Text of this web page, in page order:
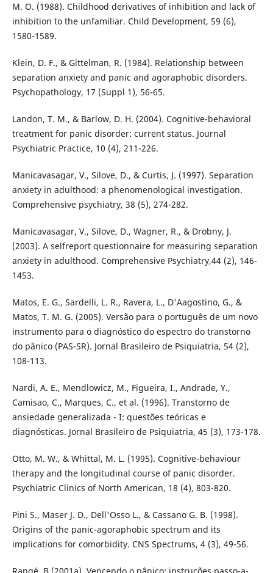
M. O. (1988). Childhood derivatives of inhibition and lack of
inhibition to the unfamiliar. Child Development, 59 (6),
1580-1589.
Klein, D. F., & Gittelman, R. (1984). Relationship between
separation anxiety and panic and agoraphobic disorders.
Psychopathology, 17 (Suppl 1), 56-65.
Landon, T. M., & Barlow, D. H. (2004). Cognitive-behavioral
treatment for panic disorder: current status. Journal
Psychiatric Practice, 10 (4), 211-226.
Manicavasagar, V., Silove, D., & Curtis, J. (1997). Separation
anxiety in adulthood: a phenomenological investigation.
Comprehensive psychiatry, 38 (5), 274-282.
Manicavasagar, V., Silove, D., Wagner, R., & Drobny, J.
(2003). A selfreport questionnaire for measuring separation
anxiety in adulthood. Comprehensive Psychiatry,44 (2), 146-
1453.
Matos, E. G., Sardelli, L. R., Ravera, L., D'Aagostino, G., &
Matos, T. M. G. (2005). Versão para o português de um novo
instrumento para o diagnóstico do espectro do transtorno
do pânico (PAS-SR). Jornal Brasileiro de Psiquiatria, 54 (2),
108-113.
Nardi, A. E., Mendlowicz, M., Figueira, I., Andrade, Y.,
Camisao, C., Marques, C., et al. (1996). Transtorno de
ansiedade generalizada - I: questões teóricas e
diagnósticas. Jornal Brasileiro de Psiquiatria, 45 (3), 173-178.
Otto, M. W., & Whittal, M. L. (1995). Cognitive-behaviour
therapy and the longitudinal course of panic disorder.
Psychiatric Clinics of North American, 18 (4), 803-820.
Pini S., Maser J. D., Dell'Osso L., & Cassano G. B. (1998).
Origins of the panic-agoraphobic spectrum and its
implications for comorbidity. CNS Spectrums, 4 (3), 49-56.